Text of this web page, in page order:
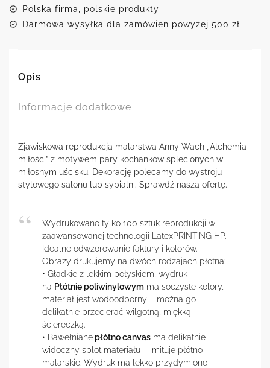
Polska firma, polskie produkty
Darmowa wysyłka dla zamówień powyżej 500 zł
Opis
Informacje dodatkowe
Zjawiskowa reprodukcja malarstwa Anny Wach „Alchemia
miłości” z motywem pary kochanków splecionych w
miłosnym uścisku. Dekorację polecamy do wystroju
stylowego salonu lub sypialni. Sprawdź naszą ofertę.
Wydrukowano tylko 100 sztuk reprodukcji w
zaawansowanej technologii LatexPRINTING HP.
Idealne odwzorowanie faktury i kolorów.
Obrazy drukujemy na dwóch rodzajach płótna:
• Gładkie z lekkim połyskiem, wydruk
na Płótnie poliwinylowym ma soczyste kolory,
materiał jest wodoodporny – można go
delikatnie przecierać wilgotną, miękką
ściereczką.
• Bawełniane płótno canvas ma delikatnie
widoczny splot materiału – imituje płótno
malarskie. Wydruk ma lekko przydymione